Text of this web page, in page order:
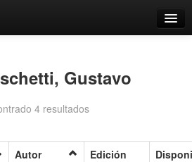
Gustavo
4 resultados
Autor Edición